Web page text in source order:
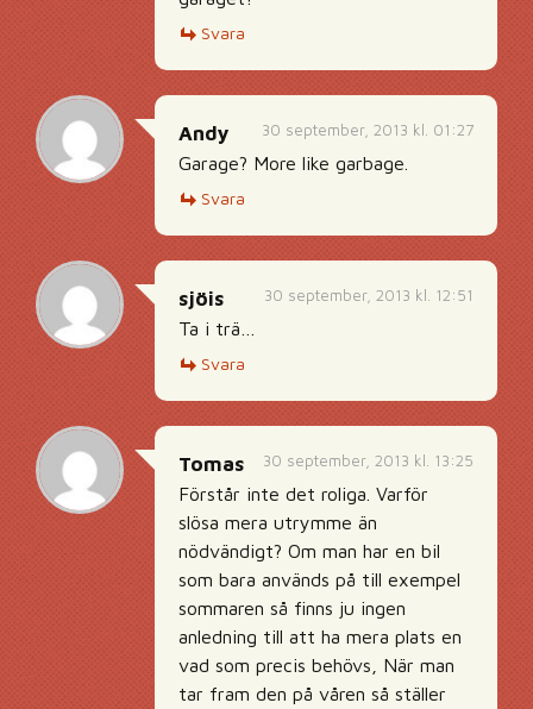
Svara
30 september, 2013 kl. 01:27
Andy
Garage? More like garbage.
Svara
30 september, 2013 kl. 12:51
sjöis
Ta i trä…
Svara
30 september, 2013 kl. 13:25
Tomas
Förstår inte det roliga. Varför
slösa mera utrymme än
nödvändigt? Om man har en bil
som bara används på till exempel
sommaren så finns ju ingen
anledning till att ha mera plats en
vad som precis behövs, När man
tar fram den på våren så ställer